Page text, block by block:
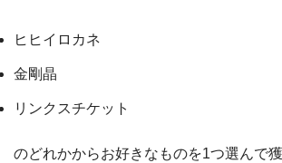
ヒヒイロカネ
金剛晶
リンクスチケット
のどれかからお好きなものを1つ選んで獲